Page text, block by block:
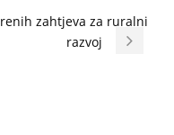
zahtjeva za ruralni
razvoj